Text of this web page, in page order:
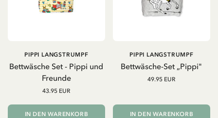
Bettwäsche Set - Pippi und
Freunde
PIPPI LANGSTRUMPF
43.95 EUR
IN DEN WARENKORB
Bettwäsche-Set „Pippi"
PIPPI LANGSTRUMPF
49.95 EUR
IN DEN WARENKORB